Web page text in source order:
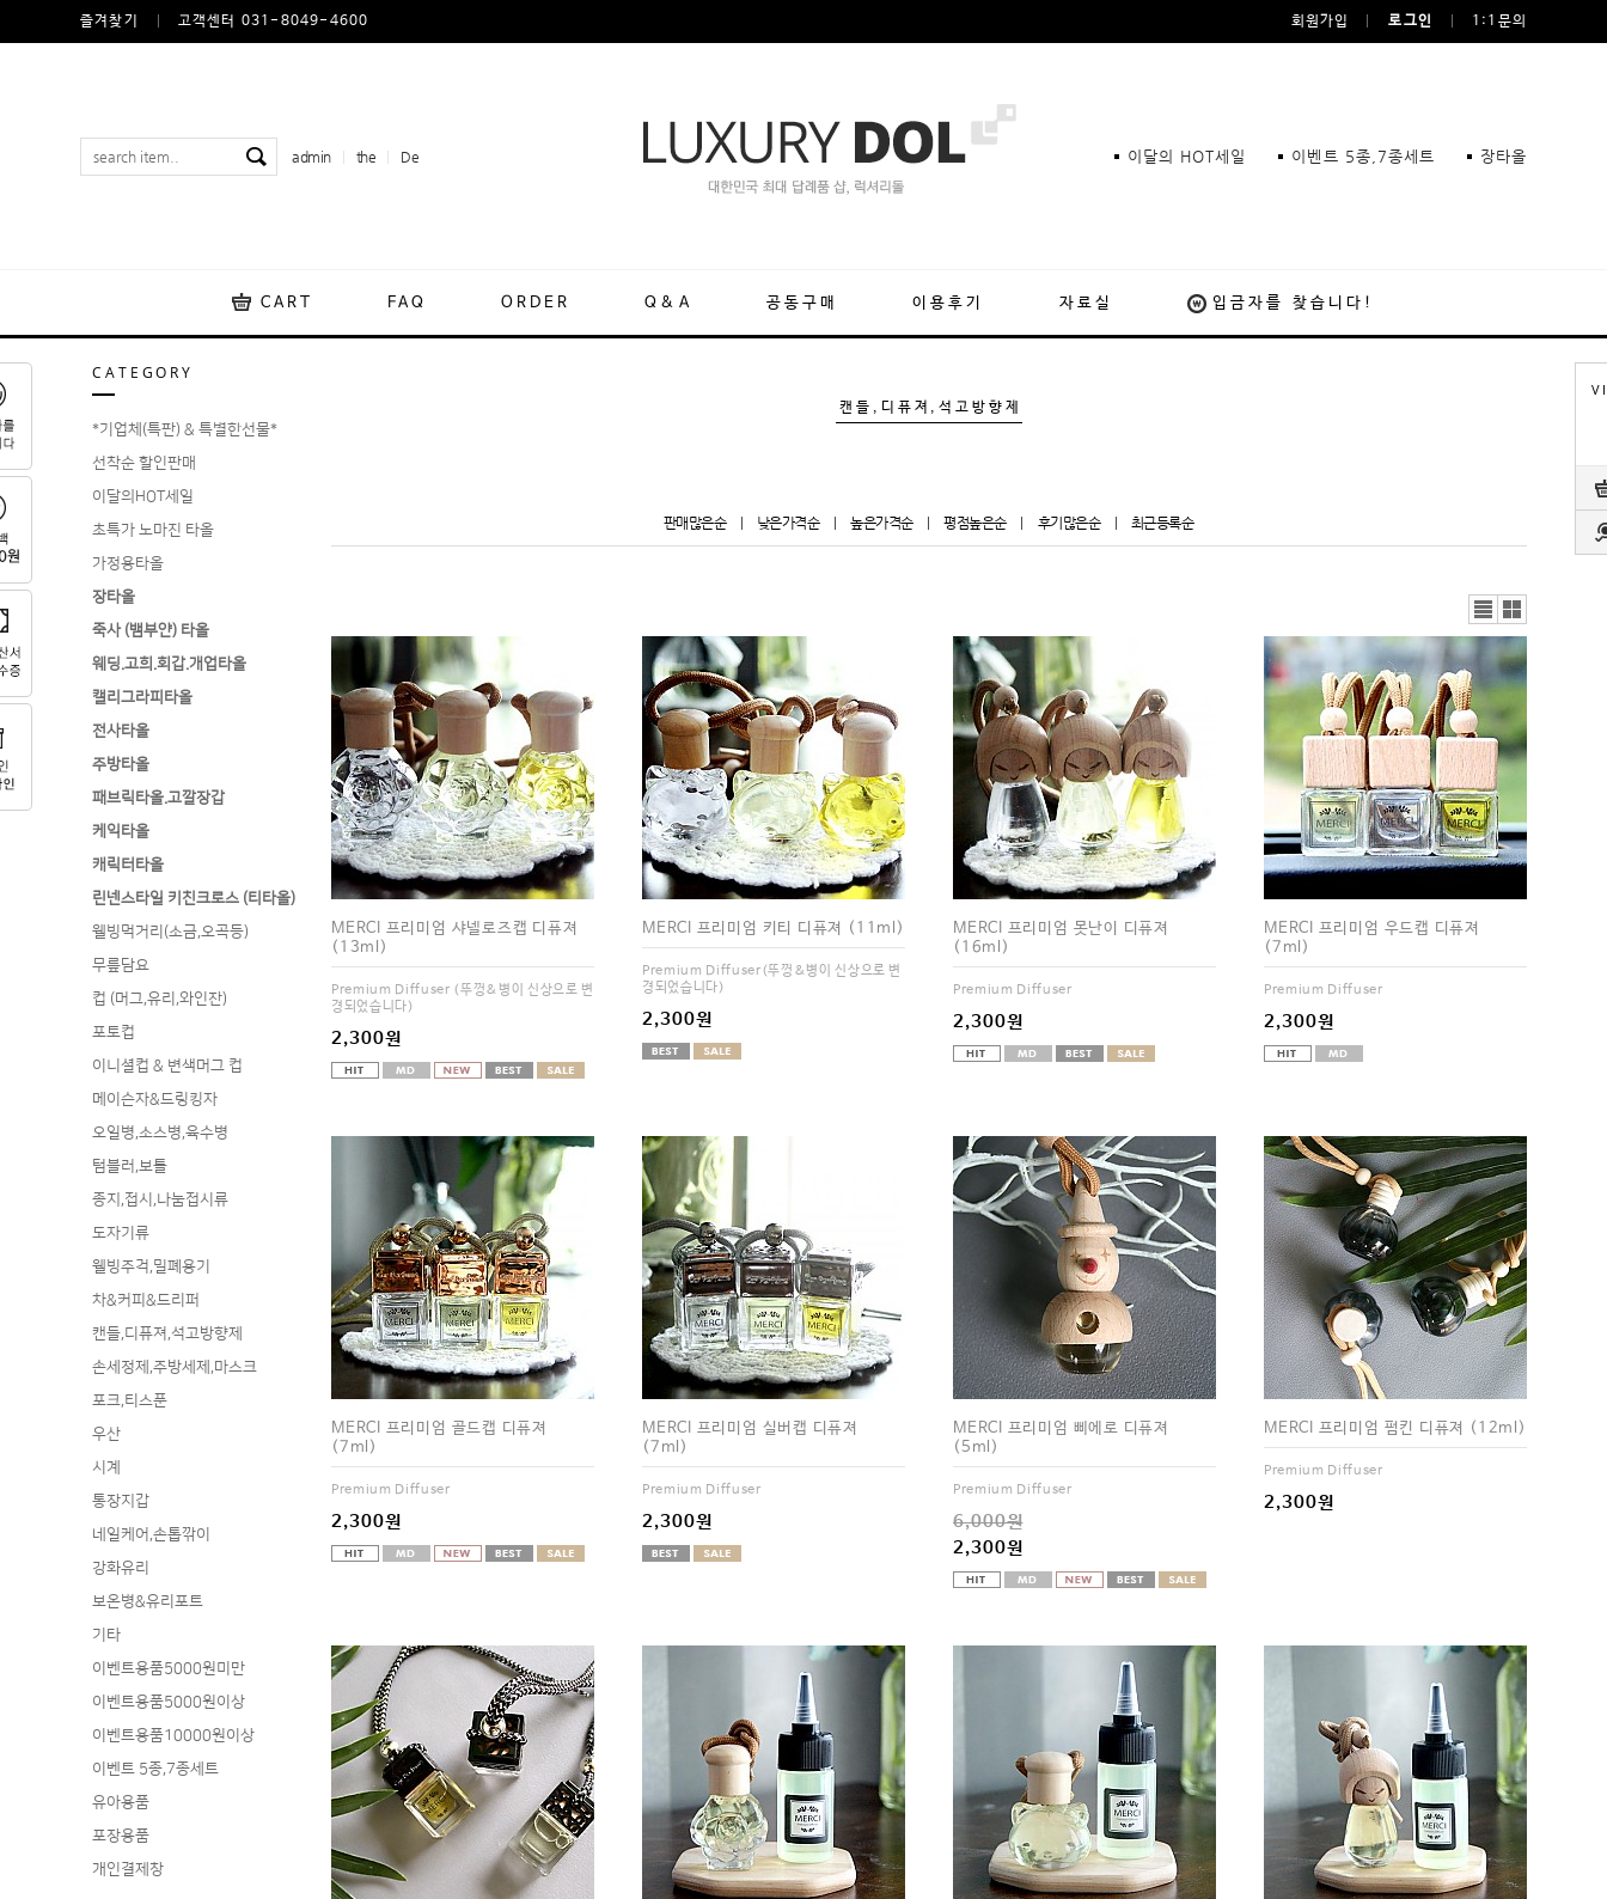
즐겨찾기 고객센터 031-8049-4600 회원가입 로그인 1:1문의
이달의 HOT세일 이벤트 5종,7종세트 장타올
admin the De
CART FAQ ORDER Q&A 공동구매 이용후기 자료실 입금자를 찾습니다!
CATEGORY
*기업체(특판) & 특별한선물*
선착순 할인판매
이달의HOT세일
초특가 노마진 타올
가정용타올
장타올
죽사 (뱀부얀) 타올
웨딩.고희.회갑.개업타올
캘리그라피타올
전사타올
주방타올
패브릭타올.고깔장갑
케익타올
캐릭터타올
린넨스타일 키친크로스 (티타올)
웰빙먹거리(소금,오곡등)
무릎담요
컵 (머그,유리,와인잔)
포토컵
이니셜컵 & 변색머그 컵
메이슨자&드링킹자
오일병,소스병,육수병
텀블러,보틀
종지,접시,나눔접시류
도자기류
웰빙주걱,밀폐용기
차&커피&드리퍼
캔들,디퓨져,석고방향제
손세정제,주방세제,마스크
포크,티스푼
우산
시계
통장지갑
네일케어,손톱깎이
강화유리
보온병&유리포트
기타
이벤트용품5000원미만
이벤트용품5000원이상
이벤트용품10000원이상
이벤트 5종,7종세트
유아용품
포장용품
개인결제창
캔들,디퓨져,석고방향제
판매많은순 낮은가격순 높은가격순 평점높은순 후기많은순 최근등록순
리스
트뷰
갤러
리뷰
MERCI 프리미엄 샤넬로즈캡 디퓨져
(13ml)
Premium Diffuser (뚜껑&병이 신상으로 변
경되었습니다)
2,300원
MERCI 프리미엄 키티 디퓨져 (11ml)
Premium Diffuser(뚜껑&병이 신상으로 변
경되었습니다)
2,300원
MERCI 프리미엄 못난이 디퓨져
(16ml)
Premium Diffuser
2,300원
MERCI 프리미엄 우드캡 디퓨져
(7ml)
Premium Diffuser
2,300원
MERCI 프리미엄 골드캡 디퓨져
(7ml)
Premium Diffuser
2,300원
MERCI 프리미엄 실버캡 디퓨져
(7ml)
Premium Diffuser
2,300원
MERCI 프리미엄 삐에로 디퓨져
(5ml)
Premium Diffuser
6,000원
2,300원
MERCI 프리미엄 펌킨 디퓨져 (12ml)
Premium Diffuser
2,300원